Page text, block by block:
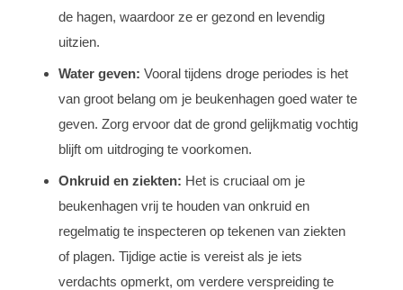
de hagen, waardoor ze er gezond en levendig
uitzien.
Water geven: Vooral tijdens droge periodes is het
van groot belang om je beukenhagen goed water te
geven. Zorg ervoor dat de grond gelijkmatig vochtig
blijft om uitdroging te voorkomen.
Onkruid en ziekten: Het is cruciaal om je
beukenhagen vrij te houden van onkruid en
regelmatig te inspecteren op tekenen van ziekten
of plagen. Tijdige actie is vereist als je iets
verdachts opmerkt, om verdere verspreiding te